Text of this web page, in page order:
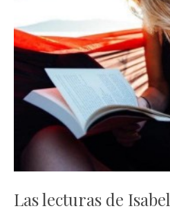
Las lecturas de Isabel